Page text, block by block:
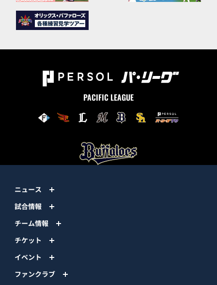
PACIFIC LEAGUE
ニュース
試合情報
チーム情報
チケット
イベント
ファンクラブ